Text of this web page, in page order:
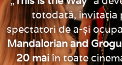
totodată, invitația
spectatori de a-și
Mandalorian and Grogu
20 maiîn toate